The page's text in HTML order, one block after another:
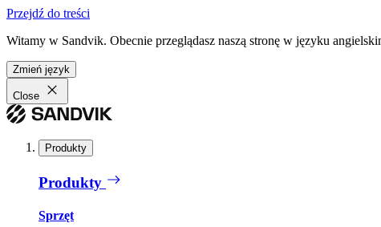
Przejdź do treści
Witamy w Sandvik. Obecnie przeglądasz naszą stronę w języku
Zmień język
Close
Produkty
Produkty
Sprzęt